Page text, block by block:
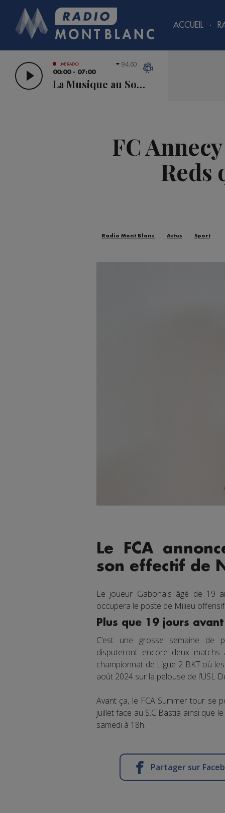
ACCUEIL
LIVE RADIO
00:00 - 07:00
La Musique au Sommet
94.60
FC
Reds
Radio Mont Blanc Actus Sport
Le FCA
son effectif de
Le joueur Gabonais âgé de 19
occupera le poste de Milieu
Plus que 19 jours
C’est une grosse semaine de
disputeront encore deux
championnat de Ligue 2 BKT où
août 2024 sur la pelouse de l’USL
Avant ça, le FCA Summer tour se
juillet face au S.C Bastia ainsi que
samedi à 18h.
Partager sur